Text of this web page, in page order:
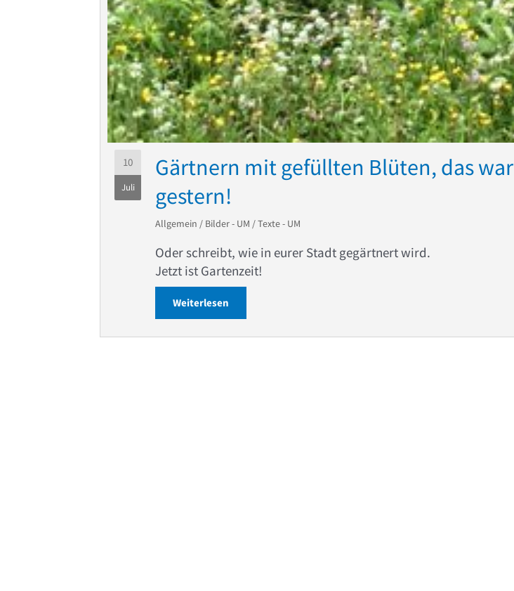
10
Juli
Gärtnern mit gefüllten Blüten, das war
gestern!
Allgemein / Bilder - UM /Texte - UM
Oder schreibt, wie in eurer Stadt gegärtnert wird.
Jetzt ist Gartenzeit!
Weiterlesen